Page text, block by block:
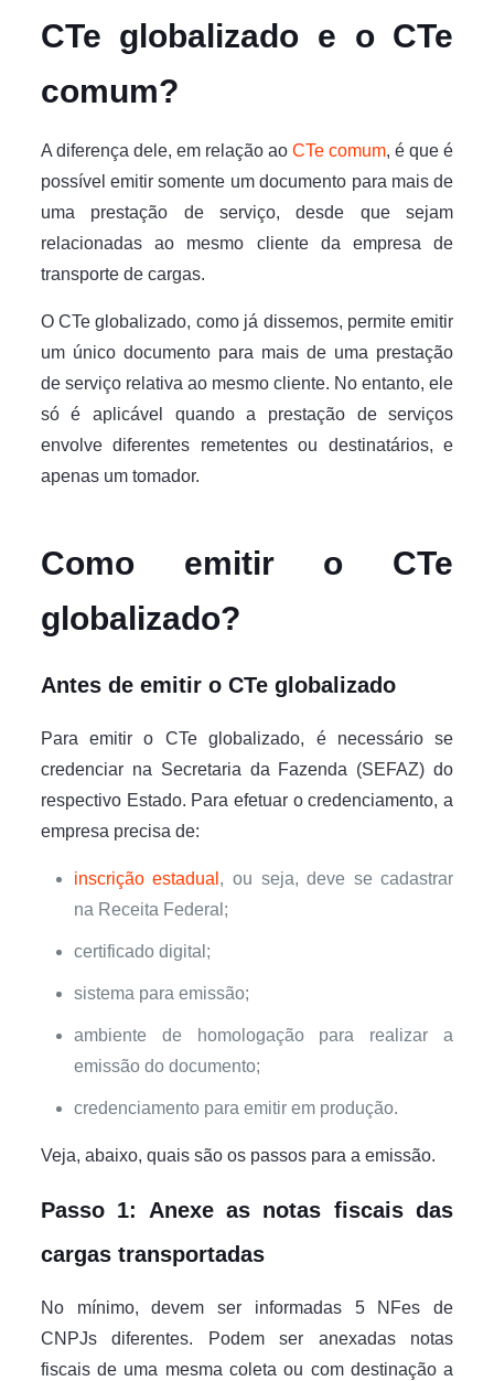
CTe globalizado e o CTe
comum?
A diferença dele, em relação ao CTe comum, é que é
possível emitir somente um documento para mais de
uma prestação de serviço, desde que sejam
relacionadas ao mesmo cliente da empresa de
transporte de cargas.
O CTe globalizado, como já dissemos, permite emitir
um único documento para mais de uma prestação
de serviço relativa ao mesmo cliente. No entanto, ele
só é aplicável quando a prestação de serviços
envolve diferentes remetentes ou destinatários, e
apenas um tomador.
Como emitir o CTe
globalizado?
Antes de emitir o CTe globalizado
Para emitir o CTe globalizado, é necessário se
credenciar na Secretaria da Fazenda (SEFAZ) do
respectivo Estado. Para efetuar o credenciamento, a
empresa precisa de:
inscrição estadual , ou seja, deve se cadastrar
na Receita Federal;
certificado digital;
sistema para emissão;
ambiente de homologação para realizar a
emissão do documento;
credenciamento para emitir em produção.
Veja, abaixo, quais são os passos para a emissão.
Passo 1: Anexe as notas fiscais das
cargas transportadas
No mínimo, devem ser informadas 5 NFes de
CNPJs diferentes. Podem ser anexadas notas
fiscais de uma mesma coleta ou com destinação a